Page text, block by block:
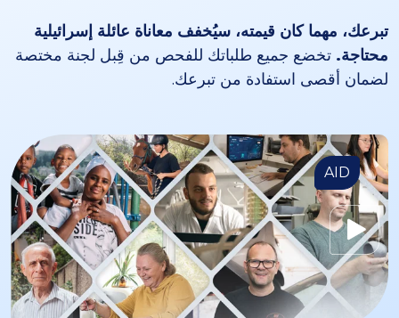
تبرعك، مهما كان قيمته، سيُخفف معاناة عائلة إسرائيلية
محتاجة. تخضع جميع طلباتك للفحص من قِبل لجنة مختصة
لضمان أقصى استفادة من تبرعك.
AID